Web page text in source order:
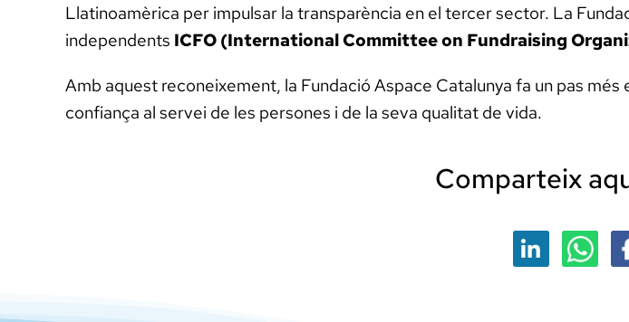
Llatinoamèrica per impulsar la transparència en el tercer sector. La
independents ICFO (International Committee on Fundraising
Amb aquest reconeixement, la Fundació Aspace Catalunya fa un pas
confiança al servei de les persones i de la seva qualitat de vida.
Comparteix